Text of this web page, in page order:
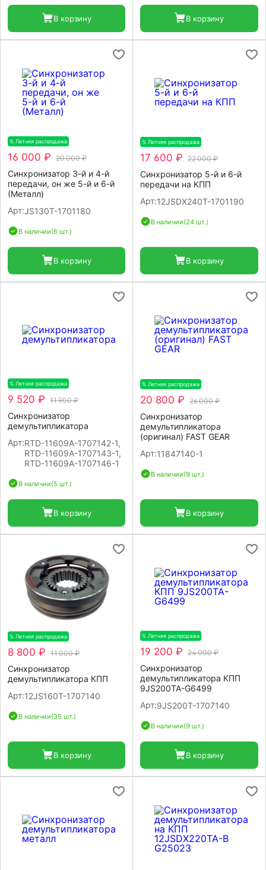
В корзину В корзину
% Летняя распродажа
16 000 ₽ 20 000 ₽
Синхронизатор 3-й и 4-й
передачи, он же 5-й и 6-й
(Металл)
Арт:JS130T-1701180
В наличии(6 шт.)
В корзину
% Летняя распродажа
17 600 ₽ 22 000 ₽
Синхронизатор 5-й и 6-й
передачи на КПП
Арт:12JSDX240T-1701190
В наличии(24 шт.)
В корзину
% Летняя распродажа
9 520 ₽ 11 900 ₽
Синхронизатор
демультипликатора
Арт:RTD-11609A-1707142-1,
RTD-11609A-1707143-1,
RTD-11609A-1707146-1
В наличии(5 шт.)
В корзину
% Летняя распродажа
20 800 ₽ 26 000 ₽
Синхронизатор
демультипликатора
(оригинал) FAST GEAR
Арт:11847140-1
В наличии(9 шт.)
В корзину
% Летняя распродажа
8 800 ₽ 11 000 ₽
Синхронизатор
демультипликатора КПП
Арт:12JS160T-1707140
В наличии(35 шт.)
В корзину
% Летняя распродажа
19 200 ₽ 24 000 ₽
Синхронизатор
демультипликатора КПП
9JS200TA-G6499
Арт:9JS200T-1707140
В наличии(9 шт.)
В корзину